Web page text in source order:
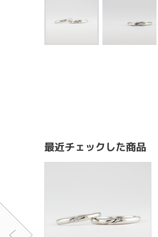
最近チェックした商品